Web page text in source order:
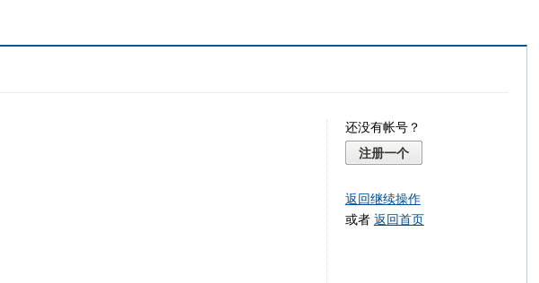
还没有帐号？
注册一个
返回继续操作
或者 返回首页